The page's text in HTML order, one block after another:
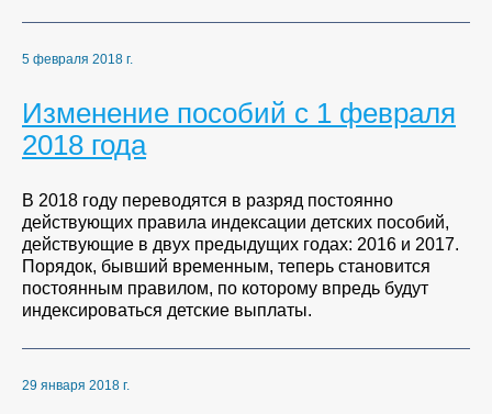
5 февраля 2018 г.
Изменение пособий с 1 февраля
2018 года
В 2018 году переводятся в разряд постоянно
действующих правила индексации детских пособий,
действующие в двух предыдущих годах: 2016 и 2017.
Порядок, бывший временным, теперь становится
постоянным правилом, по которому впредь будут
индексироваться детские выплаты.
29 января 2018 г.